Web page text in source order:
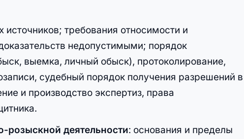
источников; требования относимости и
недопустимыми; порядок
выемка, личный обыск), протоколирование,
судебный порядок получения разрешений в
и производство экспертиз, права
розыскной деятельности: основания и пределы